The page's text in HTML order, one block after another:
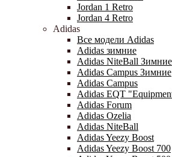
Jordan 1 Retro
Jordan 4 Retro
Adidas
Все модели Adidas
Adidas зимние
Adidas NiteBall Зимние
Adidas Campus Зимние
Adidas Campus
Adidas EQT
Adidas Forum
Adidas Ozelia
Adidas NiteBall
Adidas Yeezy Boost
Adidas Yeezy Boost 700